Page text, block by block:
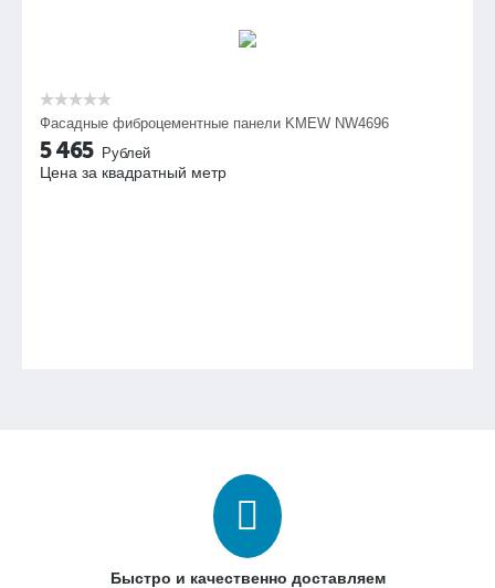
Фасадные фиброцементные панели KMEW NW4696
5 465 Рублей
Цена за квадратный метр
Быстро и качественно доставляем